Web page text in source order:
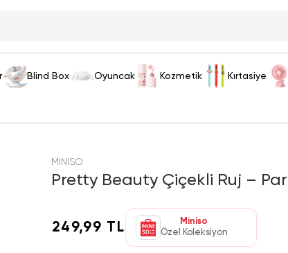
Blind Box Oyuncak Kozmetik Kırtasiye
MINISO
Pretty Beauty Çiçekli Ruj –
249,99 TL
Miniso
Özel Koleksiyon